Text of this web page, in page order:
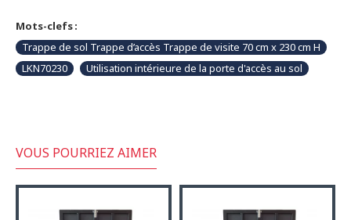
Mots-clefs :
Trappe de sol Trappe d’accès Trappe de visite 70 cm x 230 cm H
LKN70230
Utilisation intérieure de la porte d'accès au sol
VOUS POURRIEZ AIMER